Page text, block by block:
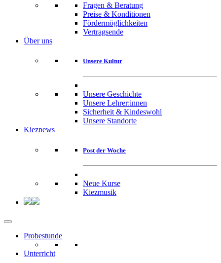
Fragen & Beratung
Preise & Konditionen
Fördermöglichkeiten
Vertragsende
Über uns
Unsere Kultur
Unsere Geschichte
Unsere Lehrer:innen
Sicherheit & Kindeswohl
Unsere Standorte
Kieznews
Post der Woche
Neue Kurse
Kiezmusik
Probestunde
Unterricht